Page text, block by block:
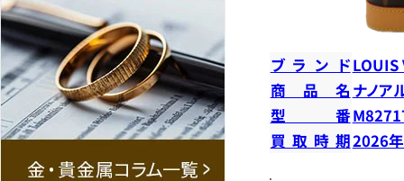
ブランドLOUIS
商品名 ナノア
型番
買取時期2026